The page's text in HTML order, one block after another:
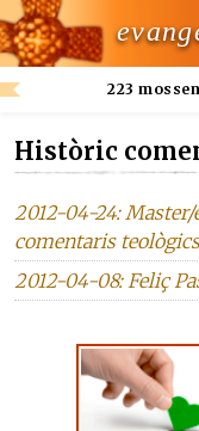
223
Històric
2012-04-24:
comentaris teològics
2012-04-08: Feliç